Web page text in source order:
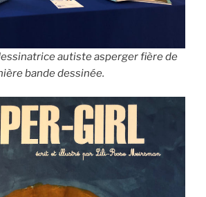
autiste asperger fière de
bande dessinée.